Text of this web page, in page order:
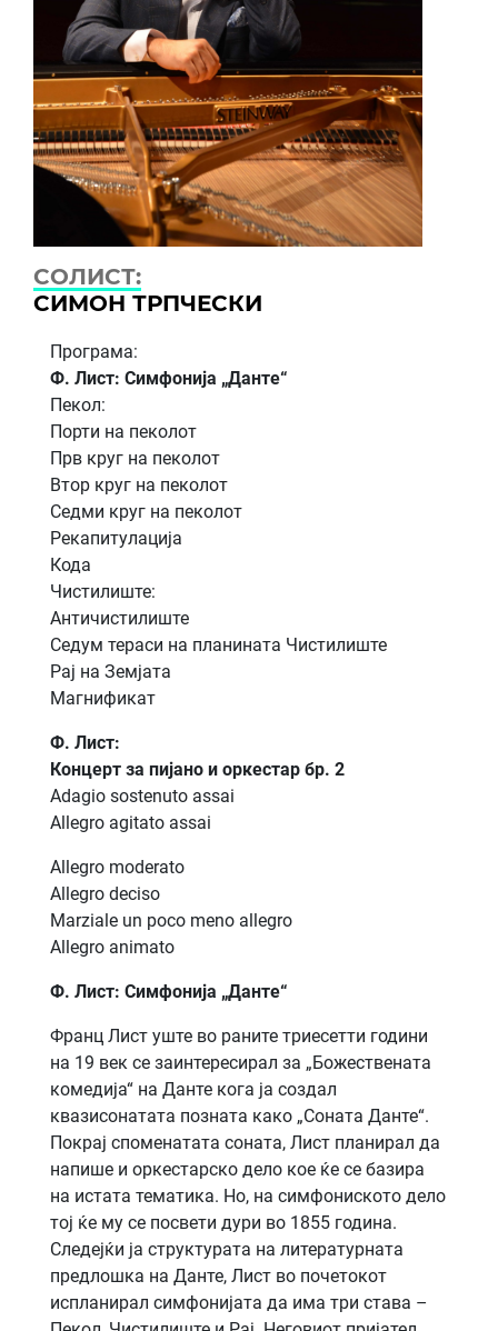
СОЛИСТ:
СИМОН ТРПЧЕСКИ
Програма:
Ф. Лист: Симфонија „Данте“
Пекол:
Порти на пеколот
Прв круг на пеколот
Втор круг на пеколот
Седми круг на пеколот
Рекапитулација
Кода
Чистилиште:
Античистилиште
Седум тераси на планината Чистилиште
Рај на Земјата
Магнификат
Ф. Лист:
Концерт за пијано и оркестар бр. 2
Adagio sostenuto assai
Allegro agitato assai
Allegro moderato
Allegro deciso
Marziale un poco meno allegro
Allegro animato
Ф. Лист: Симфонија „Данте“
Франц Лист уште во раните триесетти години
на 19 век се заинтересирал за „Божествената
комедија“ на Данте кога ја создал
квазисонатата позната како „Соната Данте“.
Покрај споменатата соната, Лист планирал да
напише и оркестарско дело кое ќе се базира
на истата тематика. Но, на симфониското дело
тој ќе му се посвети дури во 1855 година.
Следејќи ја структурата на литературната
предлошка на Данте, Лист во почетокот
испланирал симфонијата да има три става –